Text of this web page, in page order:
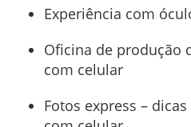
Experiência com
Oficina de produção
com celular
Fotos express –